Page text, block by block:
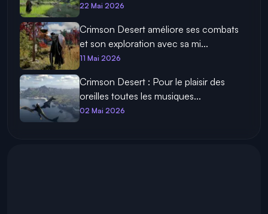
22 Mai 2026
Crimson Desert améliore ses combats
et son exploration avec sa mi...
11 Mai 2026
Crimson Desert : Pour le plaisir des
oreilles toutes les musiques...
02 Mai 2026